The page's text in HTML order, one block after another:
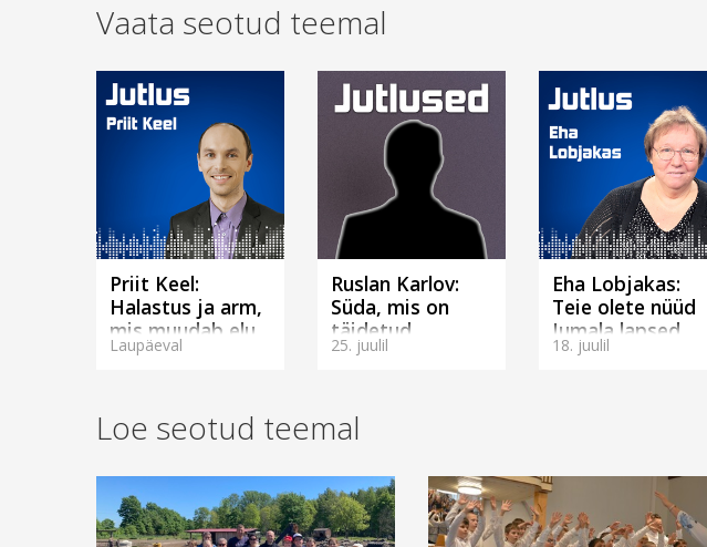
Vaata seotud teemal
Priit Keel:
Halastus ja arm,
mis muudab elu.
(Tallinnas)
Laupäeval
Ruslan Karlov:
Süda, mis on
täidetud
missiooniga.
25. juulil
Eha Lobjakas:
Teie olete nüüd
Jumala lapsed
(Tallinnas)
18. juulil
Loe seotud teemal